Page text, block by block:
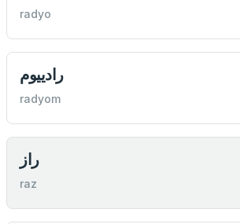
radyo
رادییوم
radyom
راز
raz